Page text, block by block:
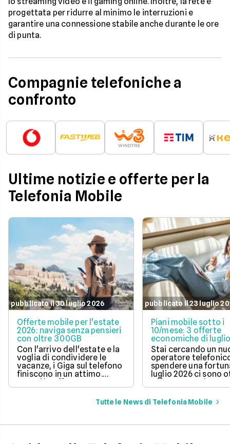
progettata per ridurre al minimo le interruzioni e
garantire una connessione stabile anche durante le ore
di punta.
Compagnie telefoniche a
confronto
Ultime notizie e offerte per la
Telefonia Mobile
pubblicato il 30 luglio 2026
Offerte mobile per l'estate
2026: naviga senza pensieri
con oltre 300GB
Con l'arrivo dell'estate e la
voglia di condividere le
vacanze, i Giga sul telefono
finiscono in un attimo.
Scopri le offerte
telefoniche di luglio 2026
per navigare veloci in 5G
con tantissimi Giga e
abbonamento.
pubblicato il 23 luglio
Piani mobile sotto i
10/mese: 3 offerte
economiche di
Stai cercando un
operatore
spendere una
luglio 2026 ci sono
offerte sotto i 10
mese che includono
tantissimi Giga e la
connessione 5G.
Tutte le News di Telefonia Mobile